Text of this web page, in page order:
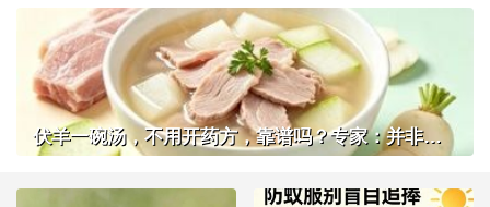
伏羊一碗汤，不用开药方，靠谱吗？专家：并非人人适用